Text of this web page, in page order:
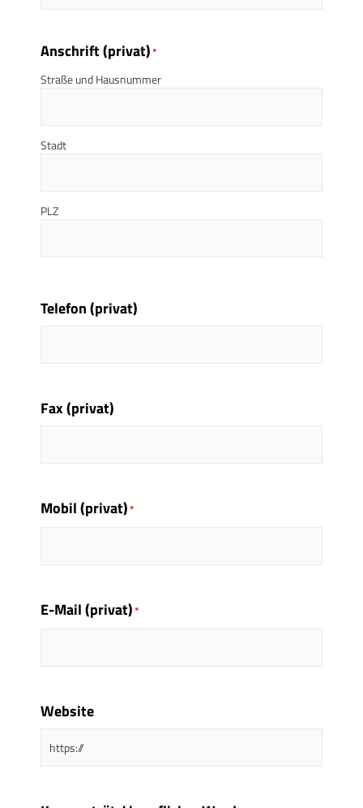
Anschrift (privat)*
Straße und Hausnummer
Stadt
PLZ
Telefon (privat)
Fax (privat)
Mobil (privat)*
E-Mail (privat)*
Website